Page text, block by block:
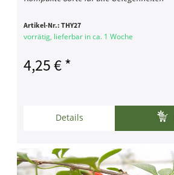
Artikel-Nr.:THY27
vorrätig, lieferbar in ca. 1 Woche
4,25 € *
Details